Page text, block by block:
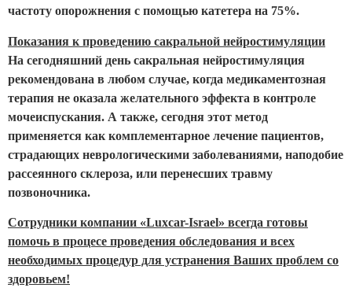
частоту опорожнения с помощью катетера на 75%.
Показания к проведению сакральной нейростимуляции
На сегодняшний день сакральная нейростимуляция
рекомендована в любом случае, когда медикаментозная
терапия не оказала желательного эффекта в контроле
мочеиспускания. А также, сегодня этот метод
применяется как комплементарное лечение пациентов,
страдающих неврологическими заболеваниями, наподобие
рассеянного склероза, или перенесших травму
позвоночника.
Сотрудники компании «Luxcar-Israel» всегда готовы
помочь в процесе проведения обследования и всех
необходимых процедур для устранения Ваших проблем со
здоровьем!